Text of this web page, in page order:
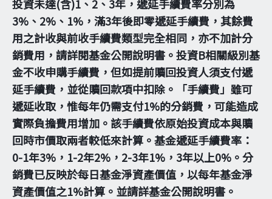
投資未達(含)1、2、3年，遞延手續費率分別為
3%、2%、1%，滿3年後即零遞延手續費，其餘費
用之計收與前收手續費類型完全相同，亦不加計分
銷費用，請詳閱基金公開說明書。投資B相關級別基
金不收申購手續費，但如提前贖回投資人須支付遞
延手續費，並從贖回款項中扣除。「手續費」雖可
遞延收取，惟每年仍需支付1%的分銷費，可能造成
實際負擔費用增加。該手續費依原始投資成本與贖
回時市價取兩者較低來計算。基金遞延手續費率：
0-1年3%，1-2年2%，2-3年1%，3年以上0%。分
銷費已反映於每日基金淨資產價值，以每年基金淨
資產價值之1%計算。並請詳基金公開說明書。